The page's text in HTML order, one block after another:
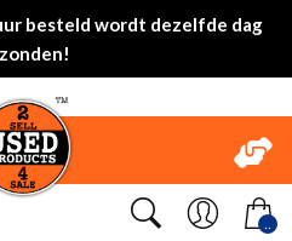
besteld wordt dezelfde dag
..